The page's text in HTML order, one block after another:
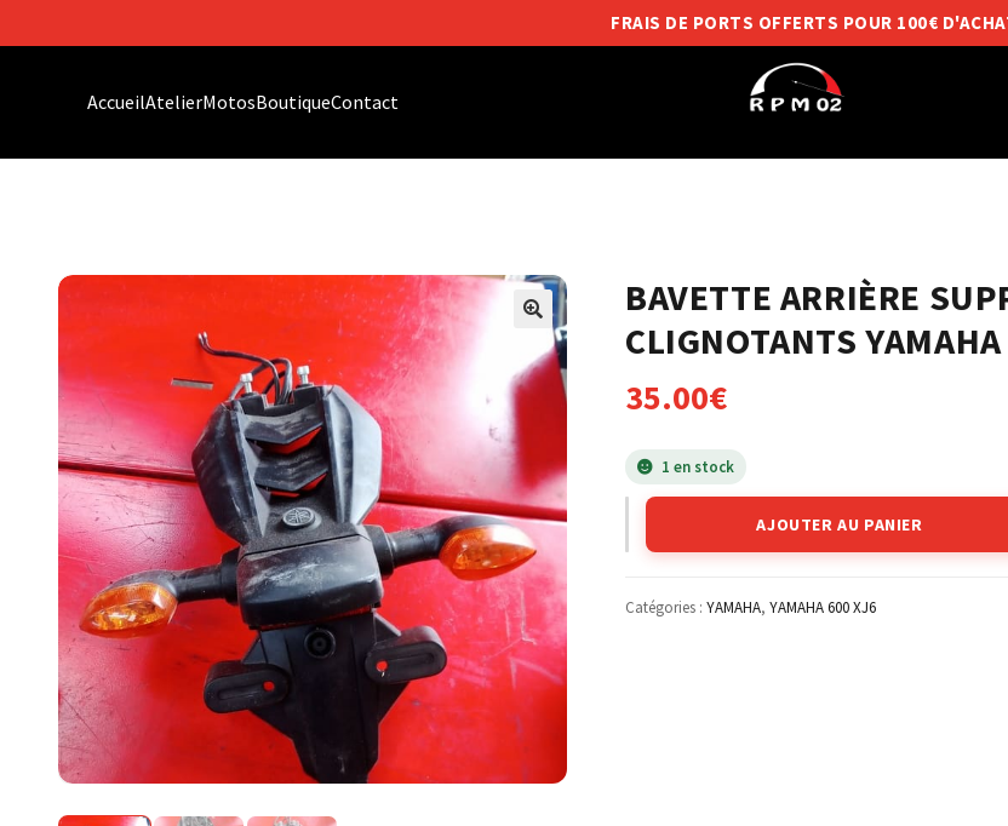
FRAIS DE PORTS OFFERTS POUR 100€
AccueilAtelierMotosBoutiqueContact
BAVETTE ARRIÈRE
CLIGNOTANTS
35.00€
1 en stock
AJOUTER AU PANIER
Catégories : YAMAHA, YAMAHA 600 XJ6